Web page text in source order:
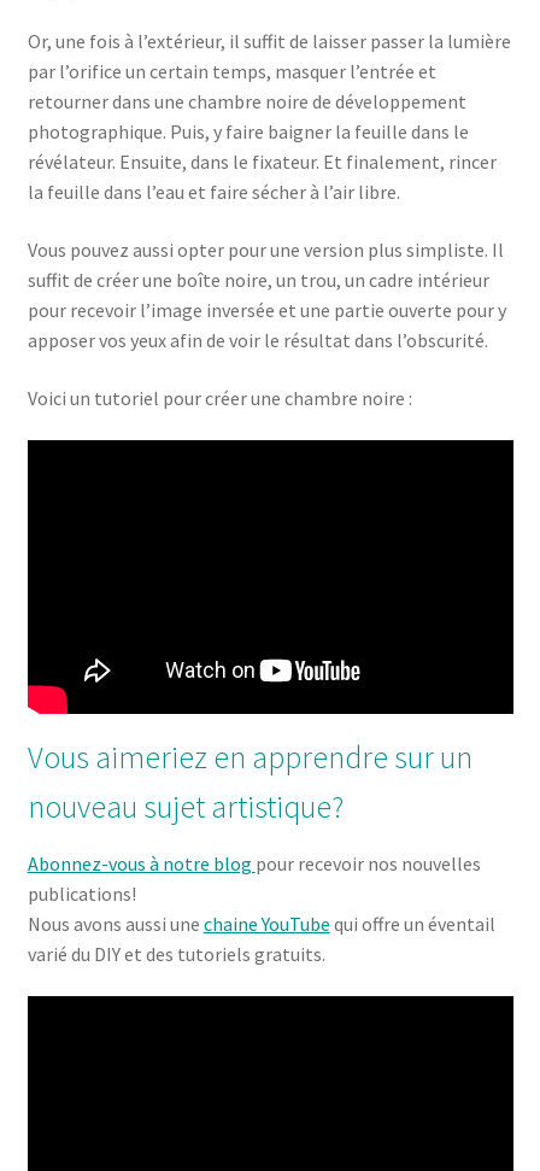
Or, une fois à l’extérieur, il suffit de laisser passer la lumière
par l’orifice un certain temps, masquer l’entrée et
retourner dans une chambre noire de développement
photographique. Puis, y faire baigner la feuille dans le
révélateur. Ensuite, dans le fixateur. Et finalement, rincer
la feuille dans l’eau et faire sécher à l’air libre.
Vous pouvez aussi opter pour une version plus simpliste. Il
suffit de créer une boîte noire, un trou, un cadre intérieur
pour recevoir l’image inversée et une partie ouverte pour y
apposer vos yeux afin de voir le résultat dans l’obscurité.
Voici un tutoriel pour créer une chambre noire :
Vous aimeriez en apprendre sur un
nouveau sujet artistique?
Abonnez-vous à notre blog pour recevoir nos nouvelles
publications!
Nous avons aussi une chaine YouTube qui offre un éventail
varié du DIY et des tutoriels gratuits.